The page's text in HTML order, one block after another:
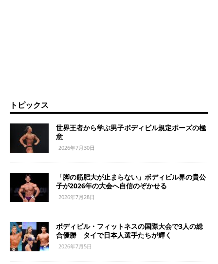
トピックス
世界王者から学ぶ男子ボディビル規定ポーズの極
意
2026年7月30日
「脚の筋肥大が止まらない」ボディビル界の貴公
子が2026年の大会へ自信のぞかせる
2026年7月28日
ボディビル・フィットネスの国際大会で3人の総
合優勝 タイで日本人選手たちが輝く
2026年7月5日